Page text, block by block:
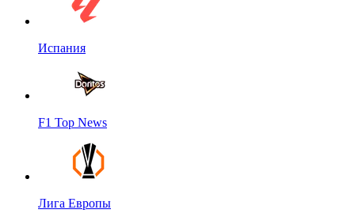
Испания
F1 Top News
Лига Европы